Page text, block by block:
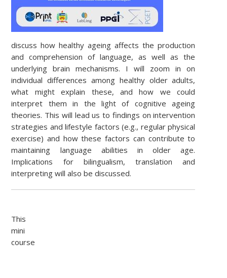
discuss how healthy ageing affects the production
and comprehension of language, as well as the
underlying brain mechanisms. I will zoom in on
individual differences among healthy older adults,
what might explain these, and how we could
interpret them in the light of cognitive ageing
theories. This will lead us to findings on intervention
strategies and lifestyle factors (e.g., regular physical
exercise) and how these factors can contribute to
maintaining language abilities in older age.
Implications for bilingualism, translation and
interpreting will also be discussed.
This
mini
course